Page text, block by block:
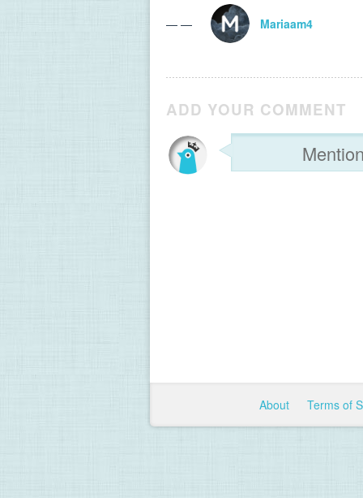
— — Mariaam4
ADD YOUR COMMENT
About Terms of